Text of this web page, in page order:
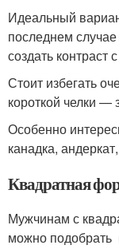
Идеальный
последнем
создать контраст
Стоит избегать
короткой челки —
Особенно
канадка,
Квадратная
Мужчинам с
можно подобрать